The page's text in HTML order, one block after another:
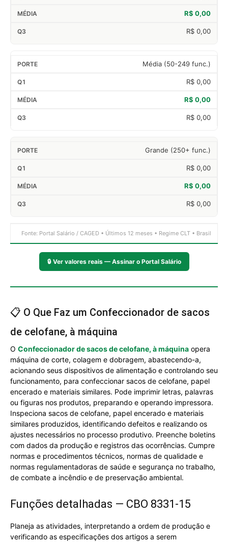
R$ 0,00
R$ 0,00
Média (50-249 func.)
R$ 0,00
R$ 0,00
R$ 0,00
Grande (250+ func.)
R$ 0,00
R$ 0,00
R$ 0,00
Fonte: Portal Salário / CAGED • Últimos 12 meses • Regime CLT • Brasil
🔒 Ver valores reais — Assinar o Portal Salário
📋 O Que Faz um Confeccionador de sacos
de celofane, à máquina
O Confeccionador de sacos de celofane, à máquina opera
máquina de corte, colagem e dobragem, abastecendo-a,
acionando seus dispositivos de alimentação e controlando seu
funcionamento, para confeccionar sacos de celofane, papel
encerado e materiais similares. Pode imprimir letras, palavras
ou figuras nos produtos, preparando e operando impressora.
Inspeciona sacos de celofane, papel encerado e materiais
similares produzidos, identificando defeitos e realizando os
ajustes necessários no processo produtivo. Preenche boletins
com dados da produção e registros das ocorrências. Cumpre
normas e procedimentos técnicos, normas de qualidade e
normas regulamentadoras de saúde e segurança no trabalho,
de combate a incêndio e de preservação ambiental.
Funções detalhadas — CBO 8331-15
Planeja as atividades, interpretando a ordem de produção e
verificando as especificações dos artigos a serem